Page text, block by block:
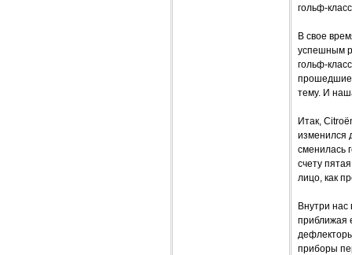
гольф-
В свое
успешным
гольф-
прошедшие
тему. И
Итак,
изменился
сменилась
счету
лицо, как
Внутри нас
приближая
приборы